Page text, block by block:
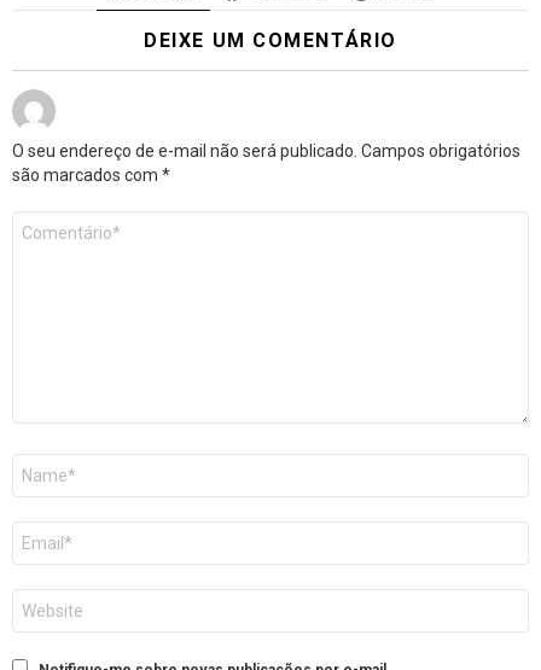
DEIXE UM COMENTÁRIO
O seu endereço de e-mail não será publicado. Campos obrigatórios
são marcados com *
mail